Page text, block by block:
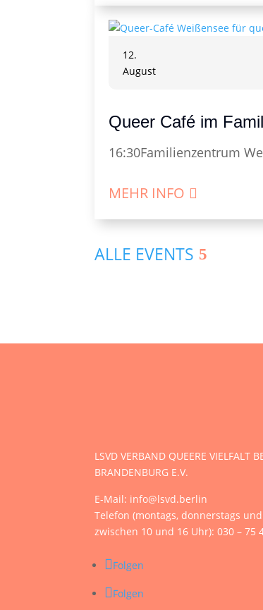
12.
August
Queer Café im
16:30Familienzentrum
MEHR INFO
ALLE EVENTS
LSVD VERBAND QUEERE VIELFALT
BRANDENBURG E.V.
E-Mail: info@lsvd.berlin
Telefon (montags, donnerstags
zwischen 10 und 16 Uhr): 030 – 75
Folgen
Folgen